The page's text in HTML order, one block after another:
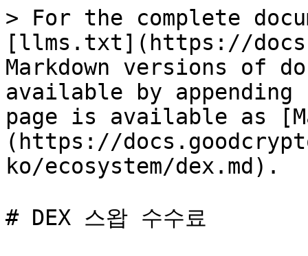
> For the complete
[llms.txt](https://
Markdown versions of
available by
page is available as
(https://
ko/ecosystem/dex.md).
# DEX 스왑 수수료